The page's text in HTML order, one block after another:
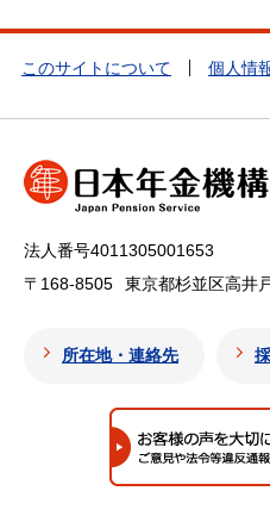
このサイトについて 個人情
法人番号4011305001653
〒168-8505
東京都杉並区高井
所在地・連絡先